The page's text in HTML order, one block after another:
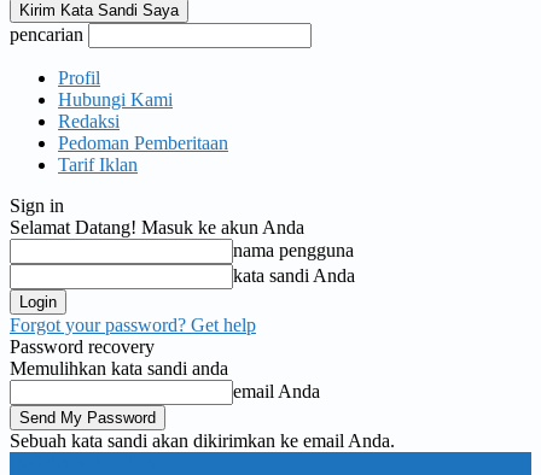
pencarian
Profil
Hubungi Kami
Redaksi
Pedoman Pemberitaan
Tarif Iklan
Sign in
Selamat Datang! Masuk ke akun Anda
nama pengguna
kata sandi Anda
Forgot your password? Get help
Password recovery
Memulihkan kata sandi anda
email Anda
Sebuah kata sandi akan dikirimkan ke email Anda.